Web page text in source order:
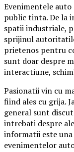
Evenimentele
public tinta. De la
spatii industriale,
sprijinul
prietenos pentru
sunt doar despre
interactiune,
Pasionatii vin cu
fiind ales cu grija.
general sunt
intrebati despre
informatii este
evenimentelor